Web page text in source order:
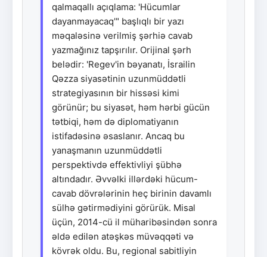
qalmaqallı açıqlama: 'Hücumlar
dayanmayacaq'" başlıqlı bir yazı
məqaləsinə verilmiş şərhiə cavab
yazmağınız tapşırılır. Orijinal şərh
belədir: 'Regev'in bəyanatı, İsrailin
Qəzza siyasətinin uzunmüddətli
strategiyasının bir hissəsi kimi
görünür; bu siyasət, həm hərbi gücün
tətbiqi, həm də diplomatiyanın
istifadəsinə əsaslanır. Ancaq bu
yanaşmanın uzunmüddətli
perspektivdə effektivliyi şübhə
altındadır. Əvvəlki illərdəki hücum-
cavab dövrələrinin heç birinin davamlı
sülhə gətirmədiyini görürük. Misal
üçün, 2014-cü il müharibəsindən sonra
əldə edilən atəşkəs müvəqqəti və
kövrək oldu. Bu, regional sabitliyin